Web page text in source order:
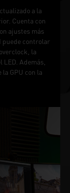
a la
Cuenta con
ajustes más
puede controlar
la
Además,
GPU con la